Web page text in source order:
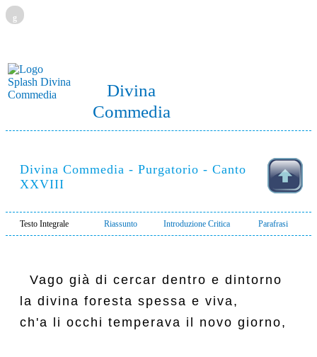
g
Divina
Commedia
Divina Commedia - Purgatorio - Canto
XXVIII
Testo Integrale Riassunto Introduzione Critica Parafrasi
  Vago già di cercar dentro e dintorno
la divina foresta spessa e viva,
ch'a li occhi temperava il novo giorno,